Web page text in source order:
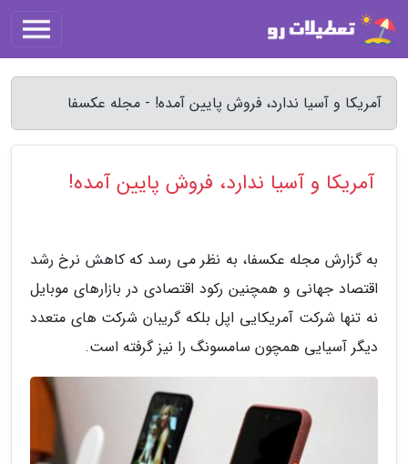
آمریکا و آسیا ندارد، فروش پایین آمده! - مجله عکسفا
آمریکا و آسیا ندارد، فروش پایین آمده!
به گزارش مجله عکسفا، به نظر می رسد که کاهش نرخ رشد
اقتصاد جهانی و همچنین رکود اقتصادی در بازارهای موبایل
نه تنها شرکت آمریکایی اپل بلکه گریبان شرکت های متعدد
دیگر آسیایی همچون سامسونگ را نیز گرفته است.